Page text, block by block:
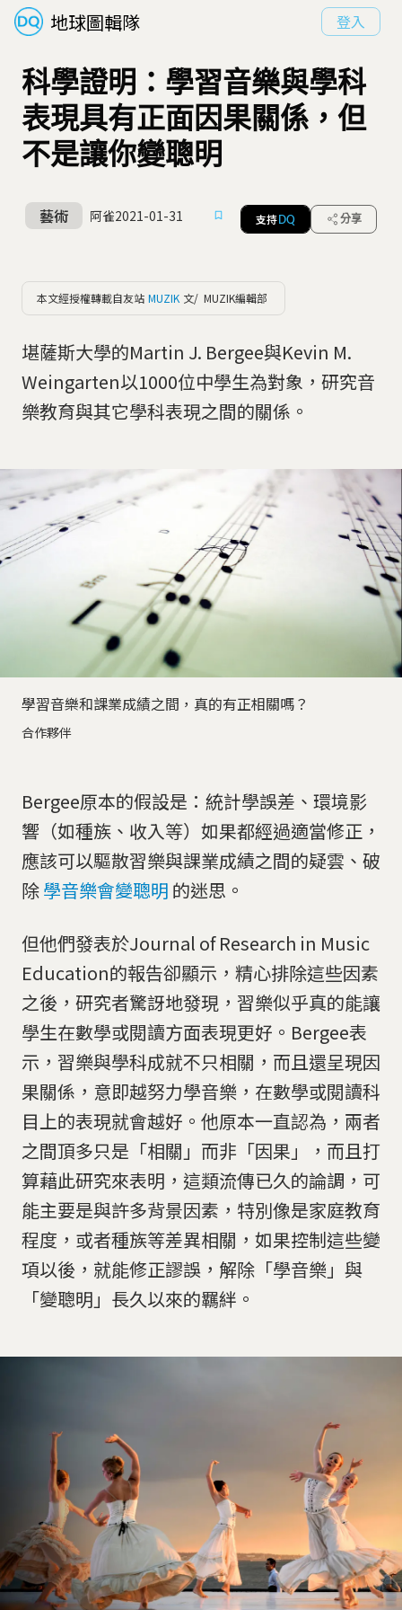
地球圖輯隊 登入
科學證明：學習音樂與學科
表現具有正面因果關係，但
不是讓你變聰明
藝術 阿雀2021-01-31 支持 DQ 分享
本文經授權轉載自友站 MUZIK 文/ MUZIK編輯部
堪薩斯大學的Martin J. Bergee與Kevin M.
Weingarten以1000位中學生為對象，研究音
樂教育與其它學科表現之間的關係。
學習音樂和課業成績之間，真的有正相關嗎？
合作夥伴
Bergee原本的假設是：統計學誤差、環境影
響（如種族、收入等）如果都經過適當修正，
應該可以驅散習樂與課業成績之間的疑雲、破
除學音樂會變聰明 的迷思。
但他們發表於Journal of Research in Music
Education的報告卻顯示，精心排除這些因素
之後，研究者驚訝地發現，習樂似乎真的能讓
學生在數學或閱讀方面表現更好。Bergee表
示，習樂與學科成就不只相關，而且還呈現因
果關係，意即越努力學音樂，在數學或閱讀科
目上的表現就會越好。他原本一直認為，兩者
之間頂多只是「相關」而非「因果」，而且打
算藉此研究來表明，這類流傳已久的論調，可
能主要是與許多背景因素，特別像是家庭教育
程度，或者種族等差異相關，如果控制這些變
項以後，就能修正謬誤，解除「學音樂」與
「變聰明」長久以來的羈絆。